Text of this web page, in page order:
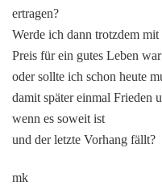
ertragen?
Werde ich dann trotzdem
Preis für ein gutes Leben war
oder sollte ich schon heute
damit später einmal Frieden
wenn es soweit ist
und der letzte Vorhang fällt?
mk